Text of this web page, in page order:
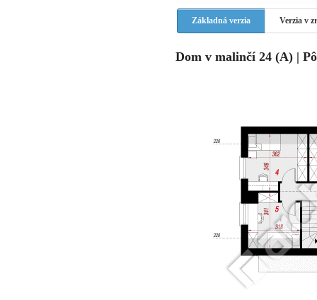
Základná verzia Verzia v
Dom v malinčí 24 (A) |